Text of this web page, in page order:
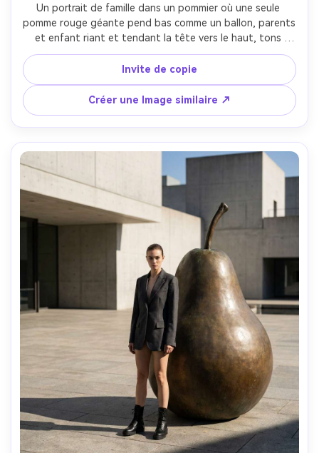
Un portrait de famille dans un pommier où une seule
pomme rouge géante pend bas comme un ballon, parents
et enfant riant et tendant la tête vers le haut, tons
d'automne doux, rétroéclairage doré, pris sur Nikon Z8
50mm f/1.4, moment franc naturel, bokeh crémeux,
visages et mains photoréalistes, couleur chaleureuse
nostalgique grade- -ar 4:5
Invite de copie
Créer une Image similaire ↗